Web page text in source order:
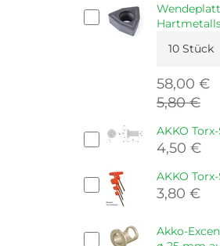
58,00 €
5,80 €
AKKO
4,50 €
AKKO
3,80 €
Akko-